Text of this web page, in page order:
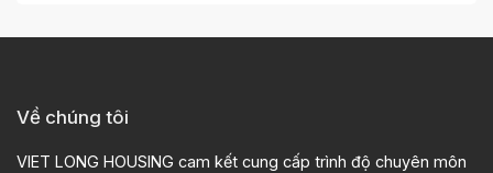
Về chúng tôi
VIET LONG HOUSING cam kết cung cấp trình độ chuyên môn